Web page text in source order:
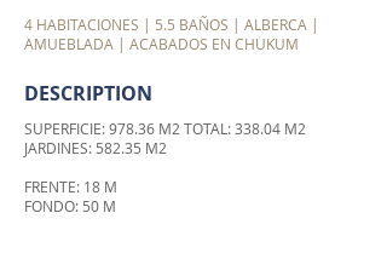
4 HABITACIONES | 5.5 BAÑOS | ALBERCA |
AMUEBLADA | ACABADOS EN CHUKUM
DESCRIPTION
SUPERFICIE: 978.36 M2 TOTAL: 338.04 M2
JARDINES: 582.35 M2
FRENTE: 18 M
FONDO: 50 M